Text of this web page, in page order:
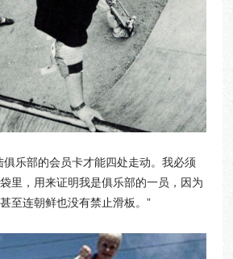
俱乐部的会员卡才能四处走动。我必须
里，用来证明我是俱乐部的一员，因为
至连朝鲜也没有禁止滑板。”